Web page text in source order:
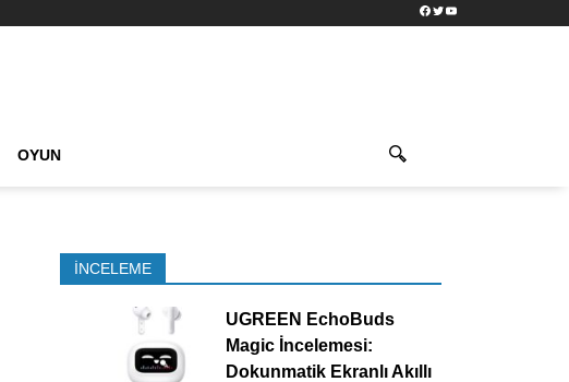
Facebook
TwitterYouTube
OYUN
İNCELEME
UGREEN EchoBuds
Magic İncelemesi:
Dokunmatik Ekranlı Akıllı